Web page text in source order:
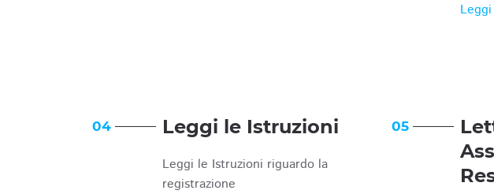
04 Leggi le Istruzioni
Leggi le Istruzioni riguardo la
registrazione
05